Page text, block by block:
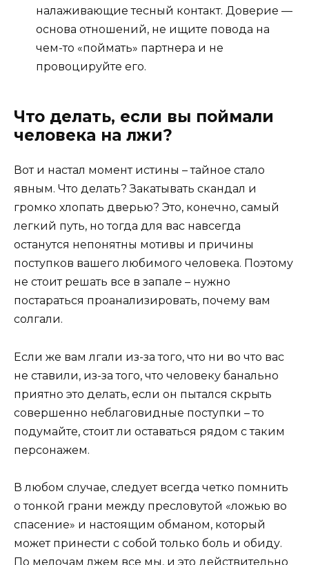
налаживающие тесный контакт. Доверие —
основа отношений, не ищите повода на
чем-то «поймать» партнера и не
провоцируйте его.
Что делать, если вы поймали
человека на лжи?
Вот и настал момент истины – тайное стало
явным. Что делать? Закатывать скандал и
громко хлопать дверью? Это, конечно, самый
легкий путь, но тогда для вас навсегда
останутся непонятны мотивы и причины
поступков вашего любимого человека. Поэтому
не стоит решать все в запале – нужно
постараться проанализировать, почему вам
солгали.
Если же вам лгали из-за того, что ни во что вас
не ставили, из-за того, что человеку банально
приятно это делать, если он пытался скрыть
совершенно неблаговидные поступки – то
подумайте, стоит ли оставаться рядом с таким
персонажем.
В любом случае, следует всегда четко помнить
о тонкой грани между пресловутой «ложью во
спасение» и настоящим обманом, который
может принести с собой только боль и обиду.
По мелочам лжем все мы, и это действительно